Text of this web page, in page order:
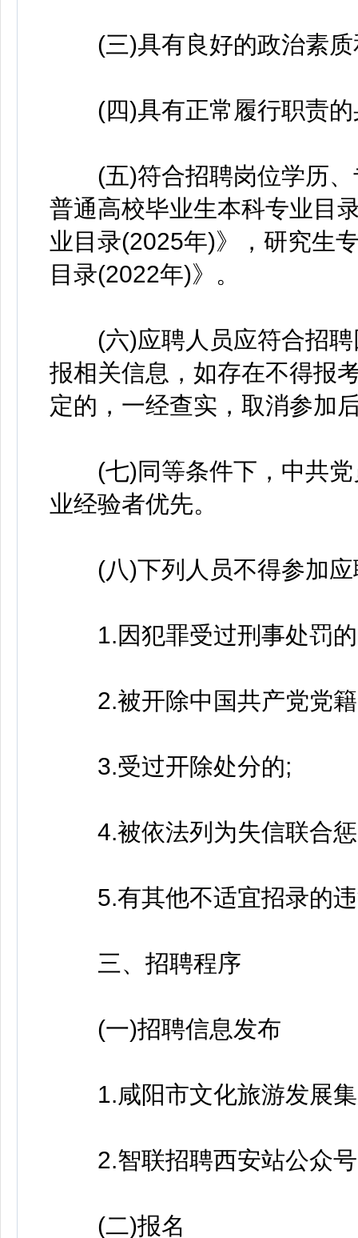
(三)具有良好的政治素质
(四)具有正常履行职责的
(五)符合招聘岗位学历、
普通高校毕业生本科专业目
业目录(2025年)》，研究生
目录(2022年)》。
(六)应聘人员应符合招聘
报相关信息，如存在不得报
定的，一经查实，取消参加
(七)同等条件下，中共党
业经验者优先。
(八)下列人员不得参加应
1.因犯罪受过刑事处罚
2.被开除中国共产党党
3.受过开除处分的;
4.被依法列为失信联合惩
5.有其他不适宜招录的违
三、招聘程序
(一)招聘信息发布
1.咸阳市文化旅游发展集
2.智联招聘西安站公众号
(二)报名